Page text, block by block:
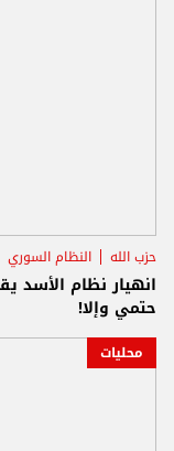
حزب الله النظام السوري
انهيار نظام الأسد
حتمي وإلا!
محليات